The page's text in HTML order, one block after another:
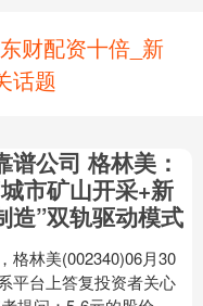
财配资十倍_新
话题
谱公司 格林美：
市矿山开采+新
造”双轨驱动模式
格林美(002340)06月30
平台上答复投资者关心